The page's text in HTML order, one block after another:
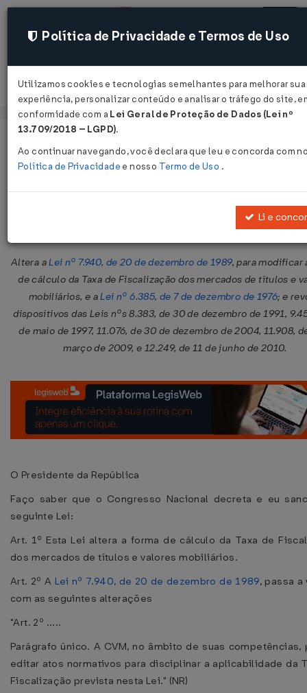
Acessar
Publicado no DOU em 30 mar 2022
Altera aLei nº 7.940, de 20 de dezembro de 1989, para modificar
de cálculo da Taxa de Fiscalização dos mercados de títulos e
mobiliários, e aLei nº 6.385, de 7 de dezembro de 1976; e
dispositivos das Leis nºs 8.383, de 30 de dezembro de 1991,
de maio de 1997, 11.076, de 30 de dezembro de 2004, 11.908,
março de 2009, e 12.249, de 11 de junho de 2010.
O Presidente da República
Faço saber que o Congresso Nacional decreta e eu
seguinte Lei:
Art. 1º Esta Lei altera a forma de cálculo da Taxa de
dos mercados de títulos e valores mobiliários.
Art. 2º A Lei nº 7.940, de 20 de dezembro de 1989, passa a
com as seguintes alterações
"Art. 2º .....
Parágrafo único. A CVM, no âmbito de suas competências,
editar atos normativos para disciplinar a aplicabilidade da
Fiscalização prevista nesta Lei." (NR)
Política de Privacidade e Termos de Uso
Utilizamos cookies e tecnologias semelhantes para melhorar sua
experiência, personalizar conteúdo e analisar o tráfego do site,
conformidade com a Lei Geral de Proteção de Dados (Lei nº
13.709/2018 – LGPD).
Ao continuar navegando, você declara que leu e concorda com
Política de Privacidade e nosso Termo de Uso .
Li e